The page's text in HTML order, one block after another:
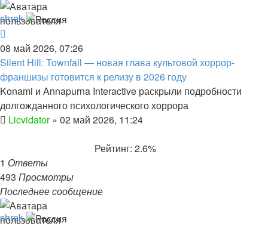
shrek
08 май 2026, 07:26
Silent Hill: Townfall — новая глава культовой хоррор-
франшизы готовится к релизу в 2026 году
Konami и Annapurna Interactive раскрыли подробности
долгожданного психологического хоррора
Licvidator» 02 май 2026, 11:24
Рейтинг: 2.6%
1 Ответы
493 Просмотры
Последнее сообщение
shrek